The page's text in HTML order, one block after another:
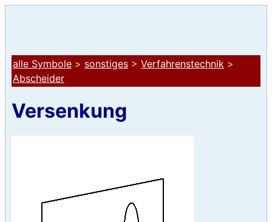
alle Symbole > sonstiges > Verfahrenstechnik >
Abscheider
Versenkung